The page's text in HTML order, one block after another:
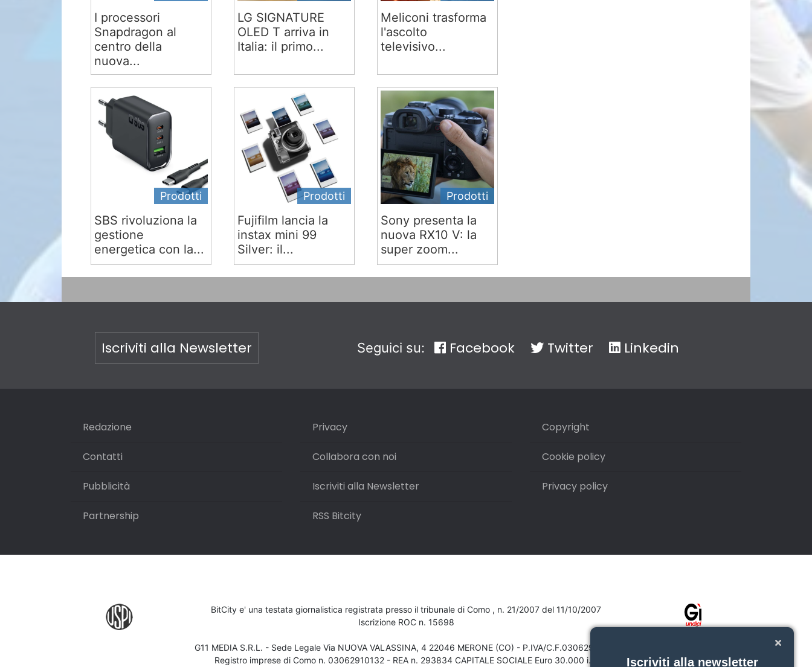
I processori
Snapdragon al
centro della
nuova...
LG SIGNATURE
OLED T arriva in
Italia: il primo...
Meliconi trasforma
l'ascolto
televisivo...
Prodotti
SBS rivoluziona la
gestione
energetica con la...
Prodotti
Fujifilm lancia la
instax mini 99
Silver: il...
Prodotti
Sony presenta la
nuova RX10 V: la
super zoom...
Iscriviti alla Newsletter Seguici su: Facebook Twitter Linkedin
Redazione
Contatti
Pubblicità
Partnership
Privacy
Collabora con noi
Iscriviti alla Newsletter
RSS Bitcity
Copyright
Cookie policy
Privacy policy
BitCity e' una testata giornalistica registrata presso il tribunale di Como , n. 21/2007 del 11/10/2007
Iscrizione ROC n. 15698
G11 MEDIA S.R.L. - Sede Legale Via NUOVA VALASSINA, 4 22046 MERONE (CO) - P.IVA/C.F.03062910132
Registro imprese di Como n. 03062910132 - REA n. 293834 CAPITALE SOCIALE Euro 30.000 i.v.
Iscriviti alla newsletter